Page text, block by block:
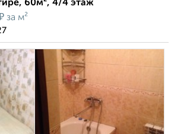
60м², 4/4 этаж
за м²